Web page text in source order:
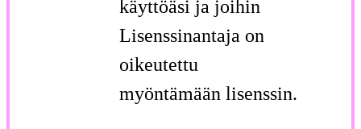
käyttöäsi ja joihin
Lisenssinantaja on
oikeutettu
myöntämään lisenssin.